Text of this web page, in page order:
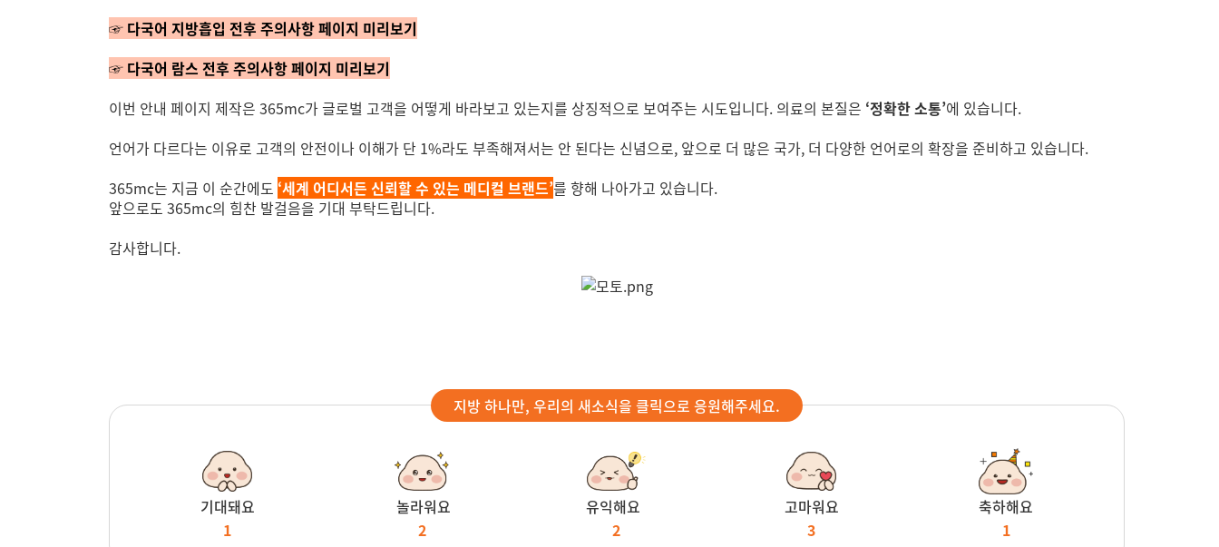
☞ 다국어 지방흡입 전후 주의사항 페이지 미리보기
☞ 다국어 람스 전후 주의사항 페이지 미리보기
이번 안내 페이지 제작은 365mc가 글로벌 고객을 어떻게 바라보고 있는지를 상징적으로 보여주는 시도입니다. 의료의 본질은 ‘정확한 소통’에 있습니다.
언어가 다르다는 이유로 고객의 안전이나 이해가 단 1%라도 부족해져서는 안 된다는 신념으로, 앞으로 더 많은 국가, 더 다양한 언어로의 확장을 준비하고 있습니다.
365mc는 지금 이 순간에도 ‘세계 어디서든 신뢰할 수 있는 메디컬 브랜드’를 향해 나아가고 있습니다.
앞으로도 365mc의 힘찬 발걸음을 기대 부탁드립니다.
감사합니다.
지방 하나만, 우리의 새소식을 클릭으로 응원해주세요.
기대돼요
1
놀라워요
2
유익해요
2
고마워요
3
축하해요
1